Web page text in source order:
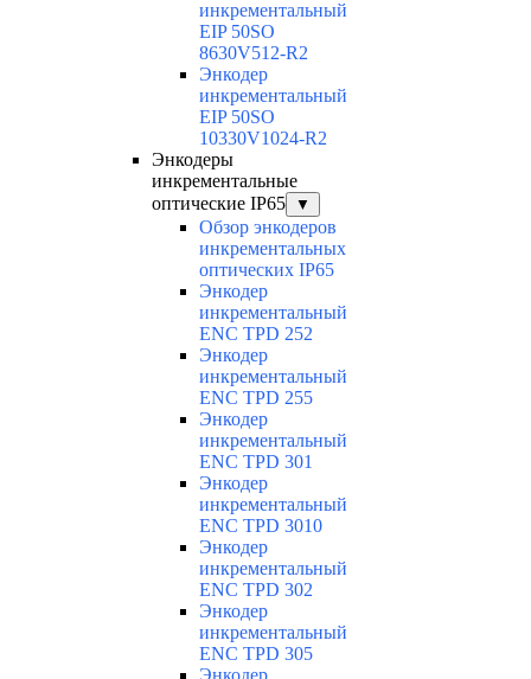
инкрементальный
EIP 50SO
8630V512-R2
Энкодер
инкрементальный
EIP 50SO
10330V1024-R2
Энкодеры
инкрементальные
оптические IP65
▼
Обзор энкодеров
инкрементальных
оптических IP65
Энкодер
инкрементальный
ENC TPD 252
Энкодер
инкрементальный
ENC TPD 255
Энкодер
инкрементальный
ENC TPD 301
Энкодер
инкрементальный
ENC TPD 3010
Энкодер
инкрементальный
ENC TPD 302
Энкодер
инкрементальный
ENC TPD 305